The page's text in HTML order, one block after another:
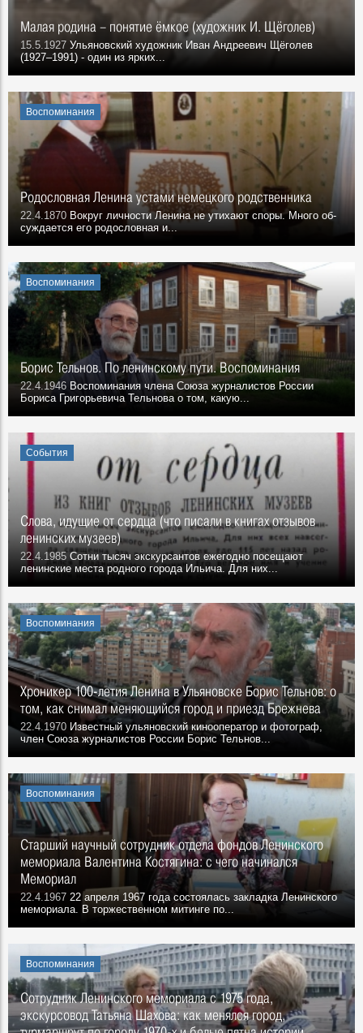
Малая родина – понятие ёмкое (художник И. Щёголев)
15.5.1927 Ульяновский художник Иван Андреевич Щёголев
(1927–1991) - один из ярких...
Воспоминания
Родословная Ленина устами немецкого родственника
22.4.1870 Вокруг личности Ленина не утихают споры. Много об­
суждается его родословная и...
Воспоминания
Борис Тельнов. По ленинскому пути. Воспоминания
22.4.1946 Воспоминания члена Союза журналистов России
Бориса Григорьевича Тельнова о том, какую...
События
Слова, идущие от сердца (что писали в книгах отзывов
ленинских музеев)
22.4.1985 Сотни тысяч экскурсантов ежегодно посещают
ленинские места родного города Ильича. Для них...
Воспоминания
Хроникер 100-летия Ленина в Ульяновске Борис Тельнов: о
том, как снимал меняющийся город и приезд Брежнева
22.4.1970 Известный ульяновский кинооператор и фотограф,
член Союза журналистов России Борис Тельнов...
Воспоминания
Старший научный сотрудник отдела фондов Ленинского
мемориала Валентина Костягина: с чего начинался
Мемориал
22.4.1967 22 апреля 1967 года состоялась закладка Ленинского
мемориала. В торжественном митинге по...
Воспоминания
Сотрудник Ленинского мемориала с 1975 года,
экскурсовод Татьяна Шахова: как менялся город,